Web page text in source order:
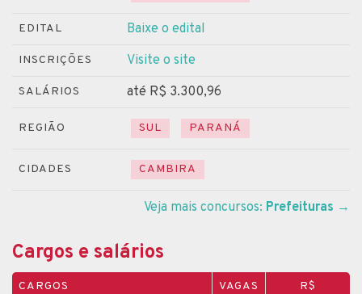
EDITAL Baixe o edital
INSCRIÇÕES Visite o site
SALÁRIOS até R$ 3.300,96
REGIÃO SUL PARANÁ
CIDADES CAMBIRA
Veja mais concursos: Prefeituras →
Cargos e salários
CARGOS VAGAS R$